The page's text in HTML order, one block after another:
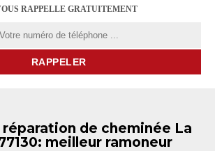
RAPPELLE GRATUITEMENT
de cheminée La
meilleur ramoneur